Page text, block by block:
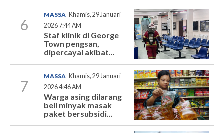
6
MASSA Khamis, 29 Januari
2026 7:44 AM
Staf klinik di George
Town pengsan,
dipercayai akibat...
7
MASSA Khamis, 29 Januari
2026 4:46 AM
Warga asing dilarang
beli minyak masak
paket bersubsidi...